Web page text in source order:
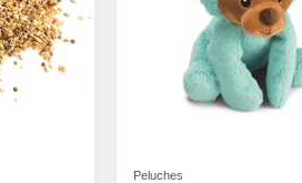
Peluches